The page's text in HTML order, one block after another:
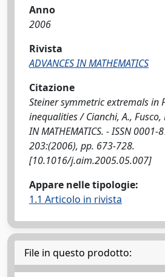
Anno
2006
Rivista
ADVANCES IN MATHEMATICS
Citazione
Steiner symmetric extremals in
inequalities / Cianchi, A., Fusco,
IN MATHEMATICS. - ISSN 0001-
203:(2006), pp. 673-728.
[10.1016/j.aim.2005.05.007]
Appare nelle tipologie:
1.1 Articolo in rivista
File in questo prodotto: